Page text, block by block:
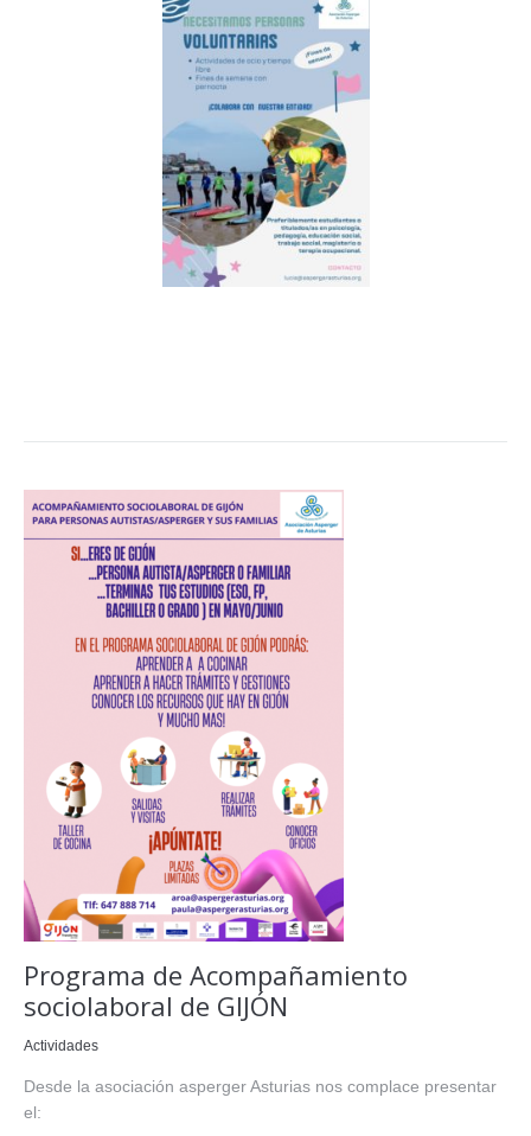
Programa de Acompañamiento
sociolaboral de GIJÓN
Actividades
Desde la asociación asperger Asturias nos complace presentar
el: